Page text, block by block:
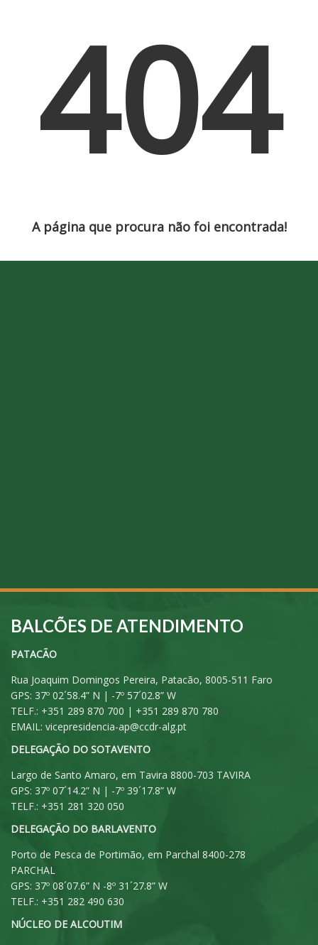
404
A página que procura não foi encontrada!
BALCÕES DE ATENDIMENTO
PATACÃO
Rua Joaquim Domingos Pereira, Patacão, 8005-511 Faro
GPS: 37º 02´58.4” N | -7º 57´02.8” W
TELF.: +351 289 870 700 | +351 289 870 780
EMAIL: vicepresidencia-ap@ccdr-alg.pt
DELEGAÇÃO DO SOTAVENTO
Largo de Santo Amaro, em Tavira 8800-703 TAVIRA
GPS: 37º 07´14.2” N | -7º 39´17.8” W
TELF.: +351 281 320 050
DELEGAÇÃO DO BARLAVENTO
Porto de Pesca de Portimão, em Parchal 8400-278
PARCHAL
GPS: 37º 08´07.6” N -8º 31´27.8” W
TELF.: +351 282 490 630
NÚCLEO DE ALCOUTIM